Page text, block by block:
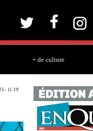
+ de culture
- 11:19